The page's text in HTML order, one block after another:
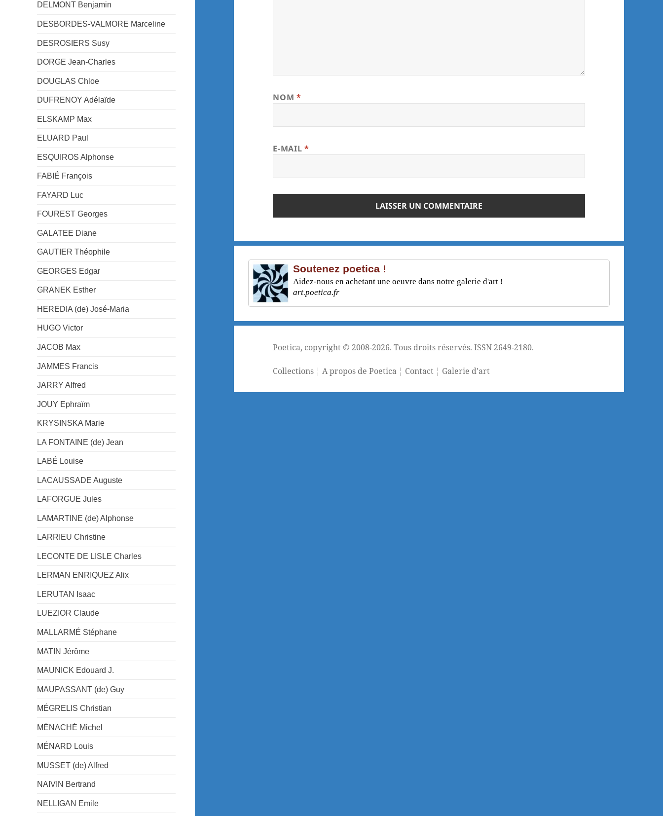
DELMONT Benjamin
DESBORDES-VALMORE Marceline
DESROSIERS Susy
DORGE Jean-Charles
DOUGLAS Chloe
DUFRENOY Adélaïde
ELSKAMP Max
ELUARD Paul
ESQUIROS Alphonse
FABIÉ François
FAYARD Luc
FOUREST Georges
GALATEE Diane
GAUTIER Théophile
GEORGES Edgar
GRANEK Esther
HEREDIA (de) José-Maria
HUGO Victor
JACOB Max
JAMMES Francis
JARRY Alfred
JOUY Ephraïm
KRYSINSKA Marie
LA FONTAINE (de) Jean
LABÉ Louise
LACAUSSADE Auguste
LAFORGUE Jules
LAMARTINE (de) Alphonse
LARRIEU Christine
LECONTE DE LISLE Charles
LERMAN ENRIQUEZ Alix
LERUTAN Isaac
LUEZIOR Claude
MALLARMÉ Stéphane
MATIN Jérôme
MAUNICK Edouard J.
MAUPASSANT (de) Guy
MÉGRELIS Christian
MÉNACHÉ Michel
MÉNARD Louis
MUSSET (de) Alfred
NAIVIN Bertrand
NELLIGAN Emile
NOM *
E-MAIL *
Soutenez poetica !
Aidez-nous en achetant une oeuvre dans notre galerie d'art !
art.poetica.fr
Poetica, copyright © 2008-2026. Tous droits réservés. ISSN 2649-2180.
Collections ¦A propos de Poetica ¦ Contact ¦ Galerie d'art